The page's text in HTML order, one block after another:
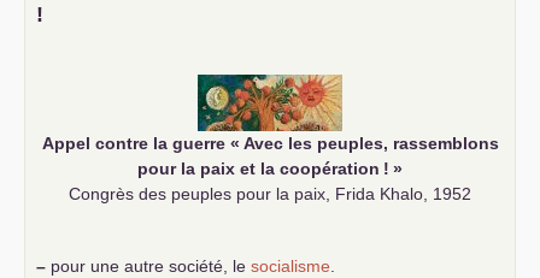
–!
Appel contre la guerre « Avec les peuples, rassemblons
pour la paix et la coopération ! »
Congrès des peuples pour la paix, Frida Khalo, 1952
– pour une autre société, le socialisme